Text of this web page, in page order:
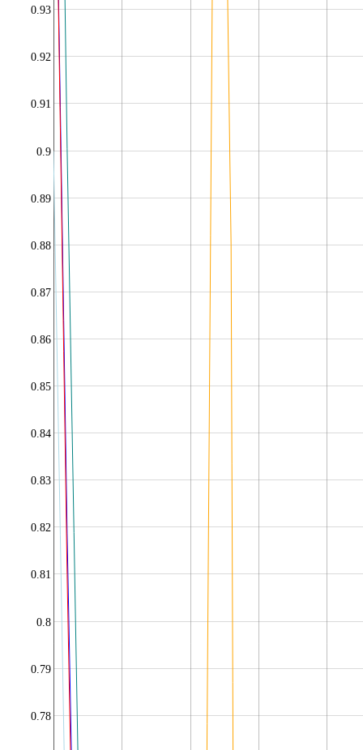
0.78
0.79
0.8
0.81
0.82
0.83
0.84
0.85
0.86
0.87
0.88
0.89
0.9
0.91
0.92
0.93